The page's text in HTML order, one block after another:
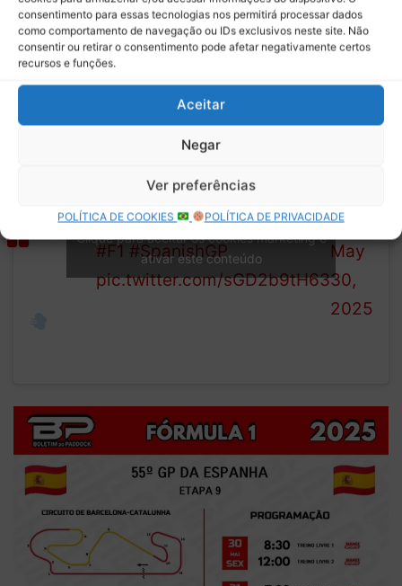
consentimento para essas tecnologias nos permitirá processar dados
como comportamento de navegação ou IDs exclusivos neste site. Não
consentir ou retirar o consentimento pode afetar negativamente certos
recursos e funções.
Aceitar
Negar
Ver preferências
POLÍTICA DE COOKIES POLÍTICA DE PRIVACIDADE
normalmente ocorre nessa pista.
O dia fechou com os testes de largada, para os pilotos que
Friday’s
Let’s take a look at the full
classification from FP2
#F1 #SpanishGP
pic.twitter.com/sGD2b9tH63
1 (@F1)
May
30,
2025
Clique para aceitar os cookies marketing e
ativar este conteúdo